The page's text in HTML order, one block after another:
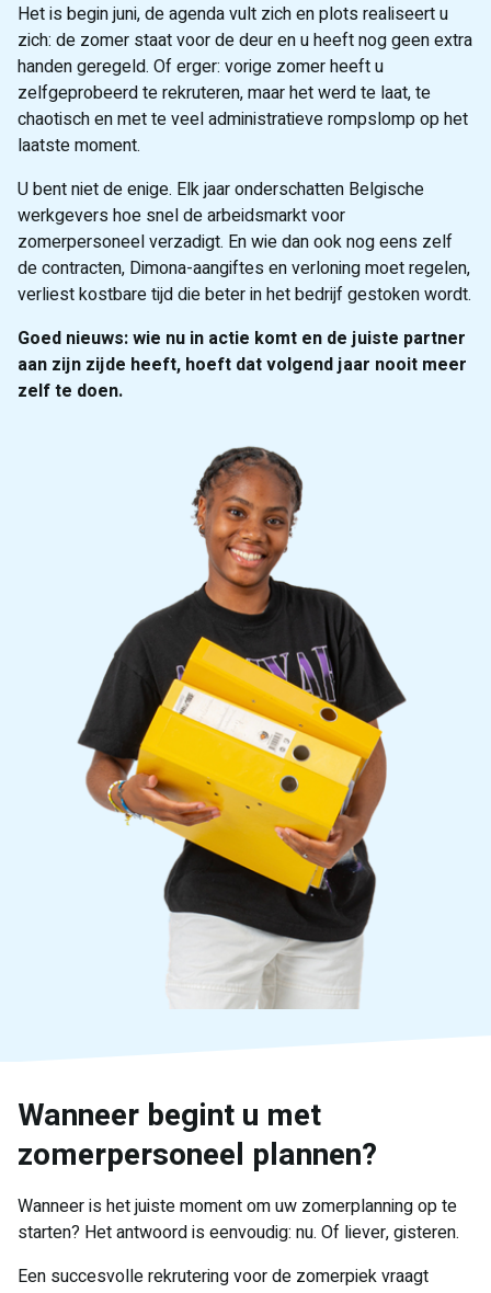
Het is begin juni, de agenda vult zich en plots realiseert u
zich: de zomer staat voor de deur en u heeft nog geen extra
handen geregeld. Of erger: vorige zomer heeft u
zelfgeprobeerd te rekruteren, maar het werd te laat, te
chaotisch en met te veel administratieve rompslomp op het
laatste moment.
U bent niet de enige. Elk jaar onderschatten Belgische
werkgevers hoe snel de arbeidsmarkt voor
zomerpersoneel verzadigt. En wie dan ook nog eens zelf
de contracten, Dimona-aangiftes en verloning moet regelen,
verliest kostbare tijd die beter in het bedrijf gestoken wordt.
Goed nieuws: wie nu in actie komt en de juiste partner
aan zijn zijde heeft, hoeft dat volgend jaar nooit meer
zelf te doen.
Wanneer begint u met
zomerpersoneel plannen?
Wanneer is het juiste moment om uw zomerplanning op te
starten? Het antwoord is eenvoudig: nu. Of liever, gisteren.
Een succesvolle rekrutering voor de zomerpiek vraagt